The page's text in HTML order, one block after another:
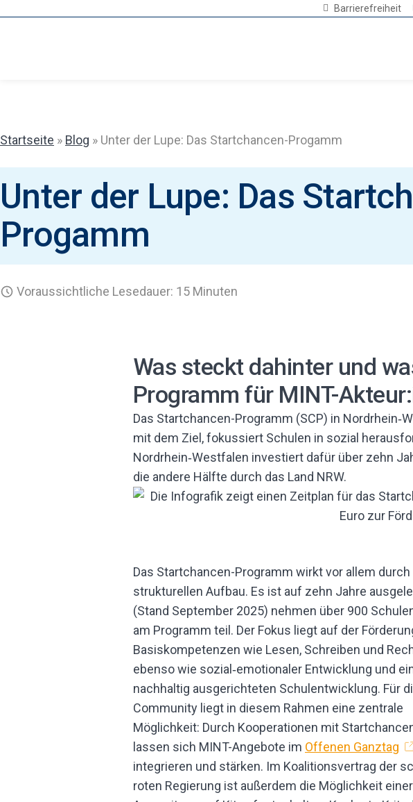
Barrierefreiheit
springen
Startseite » Blog » Unter der Lupe: Das Startchancen-Progamm
Unter der Lupe: Das
Progamm
Voraussichtliche Lesedauer: 15 Minuten
Was steckt dahinter und
Programm für MINT-
Das Startchancen-Programm (SCP) in
mit dem Ziel, fokussiert Schulen in sozial
Nordrhein‑Westfalen investiert dafür über zehn
die andere Hälfte durch das Land NRW.
Das Startchancen-Programm wirkt vor allem
strukturellen Aufbau. Es ist auf zehn Jahre
(Stand September 2025) nehmen über 900
am Programm teil. Der Fokus liegt auf der
Basiskompetenzen wie Lesen, Schreiben und
ebenso wie sozial‑emotionaler Entwicklung und
nachhaltig ausgerichteten Schulentwicklung. Für
Community liegt in diesem Rahmen eine zentrale
Möglichkeit: Durch Kooperationen mit
lassen sich MINT-Angebote im Offenen Ganztag
integrieren und stärken. Im Koalitionsvertrag der
roten Regierung ist außerdem die Möglichkeit einer